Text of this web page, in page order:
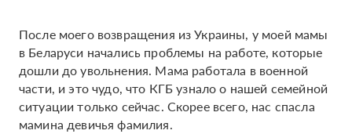
После моего возвращения из Украины, у моей мамы
в Беларуси начались проблемы на работе, которые
дошли до увольнения. Мама работала в военной
части, и это чудо, что КГБ узнало о нашей семейной
ситуации только сейчас. Скорее всего, нас спасла
мамина девичья фамилия.